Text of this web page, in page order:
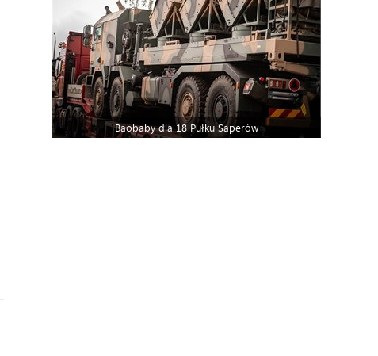
Baobaby dla 18 Pułku Saperów